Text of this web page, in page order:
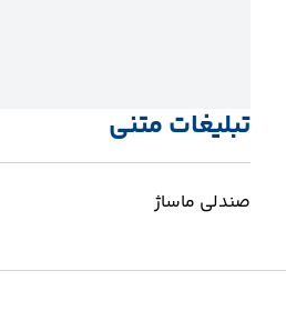
تبلیغات متنی
صندلی ماساژ